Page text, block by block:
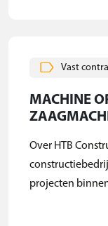
Vast
MACHINE
Over HTB
projecten